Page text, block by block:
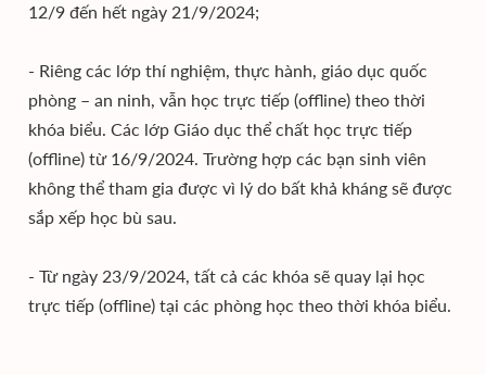
12/9 đến hết ngày 21/9/2024;
- Riêng các lớp thí nghiệm, thực hành, giáo dục quốc
phòng – an ninh, vẫn học trực tiếp (offline) theo thời
khóa biểu. Các lớp Giáo dục thể chất học trực tiếp
(offline) từ 16/9/2024. Trường hợp các bạn sinh viên
không thể tham gia được vì lý do bất khả kháng sẽ được
sắp xếp học bù sau.
- Từ ngày 23/9/2024, tất cả các khóa sẽ quay lại học
trực tiếp (offline) tại các phòng học theo thời khóa biểu.